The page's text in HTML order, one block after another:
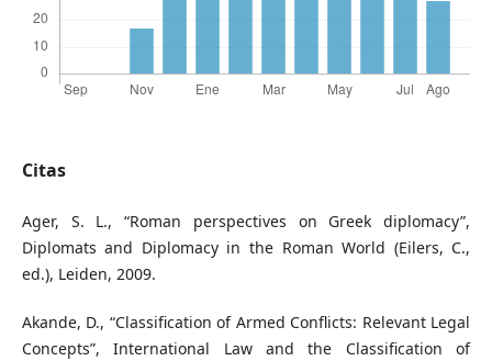
Citas
Ager, S. L., “Roman perspectives on Greek diplomacy”,
Diplomats and Diplomacy in the Roman World (Eilers, C.,
ed.), Leiden, 2009.
Akande, D., “Classification of Armed Conflicts: Relevant Legal
Concepts”, International Law and the Classification of